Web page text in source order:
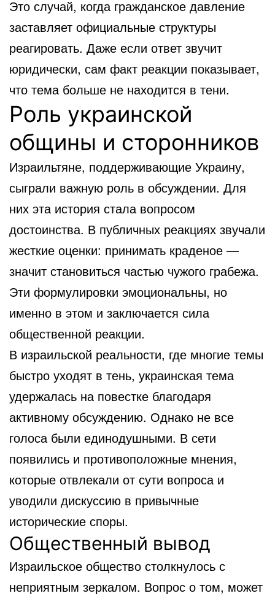
Это случай, когда гражданское давление
заставляет официальные структуры
реагировать. Даже если ответ звучит
юридически, сам факт реакции показывает,
что тема больше не находится в тени.
Роль украинской
общины и сторонников
Израильтяне, поддерживающие Украину,
сыграли важную роль в обсуждении. Для
них эта история стала вопросом
достоинства. В публичных реакциях звучали
жесткие оценки: принимать краденое —
значит становиться частью чужого грабежа.
Эти формулировки эмоциональны, но
именно в этом и заключается сила
общественной реакции.
В израильской реальности, где многие темы
быстро уходят в тень, украинская тема
удержалась на повестке благодаря
активному обсуждению. Однако не все
голоса были единодушными. В сети
появились и противоположные мнения,
которые отвлекали от сути вопроса и
уводили дискуссию в привычные
исторические споры.
Общественный вывод
Израильское общество столкнулось с
неприятным зеркалом. Вопрос о том, может